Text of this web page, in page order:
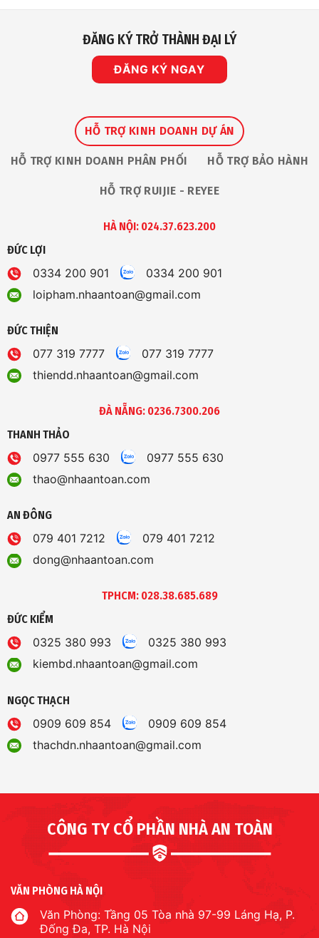
ĐĂNG KÝ TRỞ THÀNH ĐẠI LÝ
ĐĂNG KÝ NGAY
HỖ TRỢ KINH DOANH DỰ ÁN
HỖ TRỢ KINH DOANH PHÂN PHỐI HỖ TRỢ BẢO HÀNH
HỖ TRỢ RUIJIE - REYEE
HÀ NỘI: 024.37.623.200
ĐỨC LỢI
0334 200 901
0334 200 901
loipham.nhaantoan@gmail.com
ĐỨC THIỆN
077 319 7777
077 319 7777
thiendd.nhaantoan@gmail.com
ĐÀ NẴNG: 0236.7300.206
THANH THẢO
0977 555 630
0977 555 630
thao@nhaantoan.com
AN ĐÔNG
079 401 7212
079 401 7212
dong@nhaantoan.com
TPHCM: 028.38.685.689
ĐỨC KIỂM
0325 380 993
0325 380 993
kiembd.nhaantoan@gmail.com
NGỌC THẠCH
0909 609 854
0909 609 854
thachdn.nhaantoan@gmail.com
CÔNG TY CỔ PHẦN NHÀ AN TOÀN
VĂN PHÒNG HÀ NỘI
Văn Phòng: Tầng 05 Tòa nhà 97-99 Láng Hạ, P.
Đống Đa, TP. Hà Nội